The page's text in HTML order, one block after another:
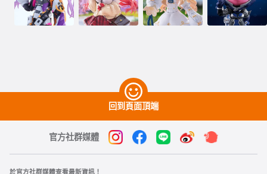
回到頁面頂端
官方社群媒體
於官方社群媒體查看最新資訊！